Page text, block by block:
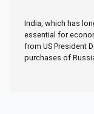
India, which has
essential for
from US President
purchases of